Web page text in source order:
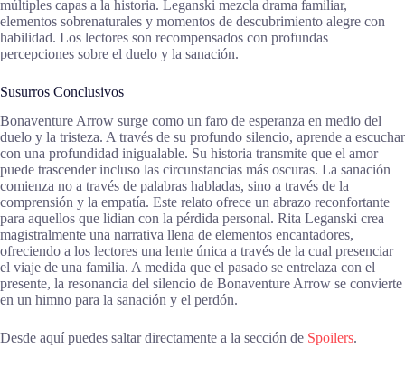
múltiples capas a la historia. Leganski mezcla drama familiar,
elementos sobrenaturales y momentos de descubrimiento alegre con
habilidad. Los lectores son recompensados con profundas
percepciones sobre el duelo y la sanación.
Susurros Conclusivos
Bonaventure Arrow surge como un faro de esperanza en medio del
duelo y la tristeza. A través de su profundo silencio, aprende a escuchar
con una profundidad inigualable. Su historia transmite que el amor
puede trascender incluso las circunstancias más oscuras. La sanación
comienza no a través de palabras habladas, sino a través de la
comprensión y la empatía. Este relato ofrece un abrazo reconfortante
para aquellos que lidian con la pérdida personal. Rita Leganski crea
magistralmente una narrativa llena de elementos encantadores,
ofreciendo a los lectores una lente única a través de la cual presenciar
el viaje de una familia. A medida que el pasado se entrelaza con el
presente, la resonancia del silencio de Bonaventure Arrow se convierte
en un himno para la sanación y el perdón.
Desde aquí puedes saltar directamente a la sección de Spoilers.